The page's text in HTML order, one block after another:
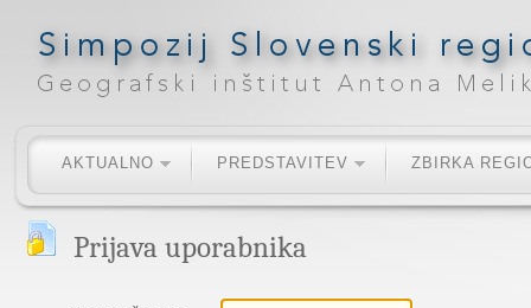
AKTUALNO PREDSTAVITEV ZBIRKA
Prijava uporabnika